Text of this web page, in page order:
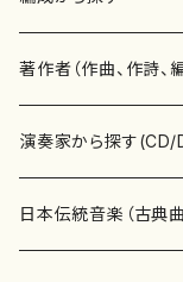
書籍
書籍
テキストブック
CD・DVD
チケット
邦楽器
箏・琴（ソロ）
箏・琴（合奏）
合唱
混声合唱
歌・声
著作者（作曲、作詩、
あ行
青木省三(アオキ ショウ
か行
演奏家から探す(CD/
邦楽（箏、三味線、尺
日本伝統音楽（古典